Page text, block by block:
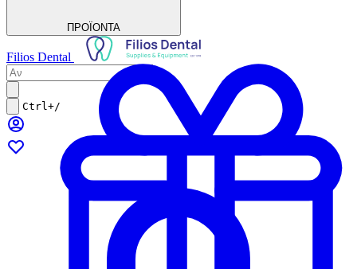
ΠΡΟΪΟΝΤΑ
Filios Dental
Ctrl+/